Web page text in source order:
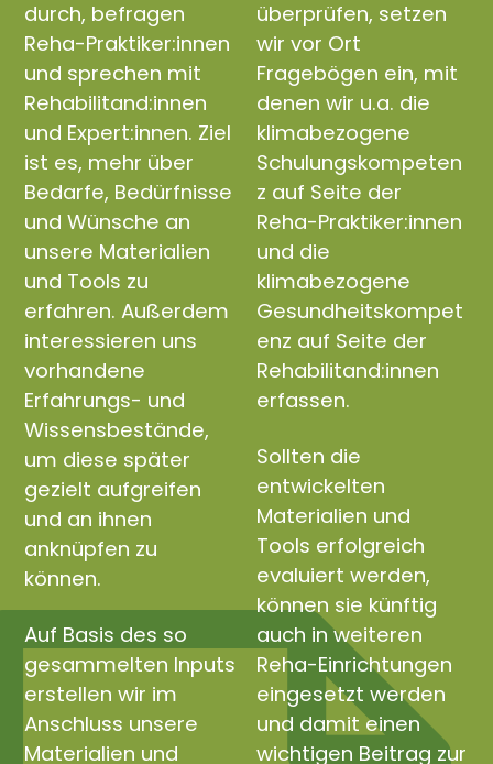
durch, befragen
Reha-Praktiker:innen
und sprechen mit
Rehabilitand:innen
und Expert:innen. Ziel
ist es, mehr über
Bedarfe, Bedürfnisse
und Wünsche an
unsere Materialien
und Tools zu
erfahren. Außerdem
interessieren uns
vorhandene
Erfahrungs- und
Wissensbestände,
um diese später
gezielt aufgreifen
und an ihnen
anknüpfen zu
können.
Auf Basis des so
gesammelten Inputs
erstellen wir im
Anschluss unsere
Materialien und
überprüfen, setzen
wir vor Ort
Fragebögen ein, mit
denen wir u.a. die
klimabezogene
Schulungskompeten
z auf Seite der
Reha-Praktiker:innen
und die
klimabezogene
Gesundheitskompet
enz auf Seite der
Rehabilitand:innen
erfassen.
Sollten die
entwickelten
Materialien und
Tools erfolgreich
evaluiert werden,
können sie künftig
auch in weiteren
Reha-Einrichtungen
eingesetzt werden
und damit einen
wichtigen Beitrag zur